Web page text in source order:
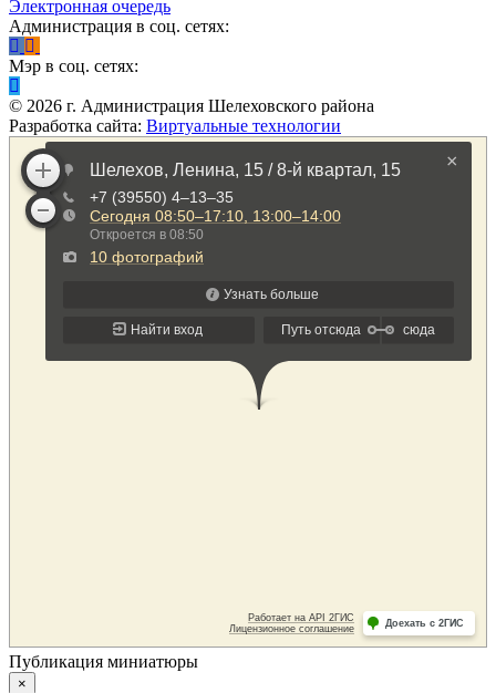
Электронная очередь
Администрация в соц. сетях:
Мэр в соц. сетях:
© 2026 г. Администрация Шелеховского района
Разработка сайта: Виртуальные технологии
Публикация миниатюры
×